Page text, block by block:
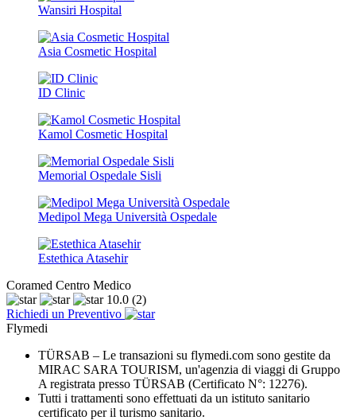
Wansiri Hospital
Asia Cosmetic Hospital
ID Clinic
Kamol Cosmetic Hospital
Memorial Ospedale Sisli
Medipol Mega Università Ospedale
Estethica Atasehir
Coramed Centro Medico
10.0 (2)
Richiedi un Preventivo
Flymedi
TÜRSAB – Le transazioni su flymedi.com sono gestite da
MIRAC SARA TOURISM, un'agenzia di viaggi di Gruppo
A registrata presso TÜRSAB (Certificato N°: 12276).
Tutti i trattamenti sono effettuati da un istituto sanitario
certificato per il turismo sanitario.